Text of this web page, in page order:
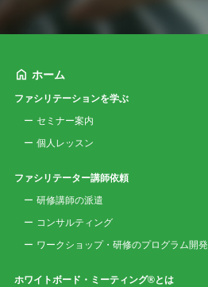
ホーム
ファシリテーションを学ぶ
セミナー案内
個人レッスン
ファシリテーター講師依頼
研修講師の派遣
コンサルティング
ワークショップ・研修のプログラム開発
ホワイトボード・ミーティング®とは